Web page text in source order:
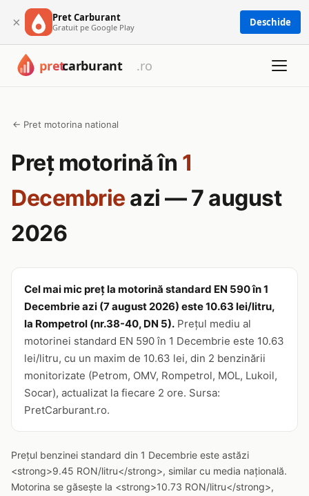
× Pret Carburant
Gratuit pe Google Play Deschide
← Pret motorina national
Preț motorină în 1
Decembrie azi — 7 august
2026
Cel mai mic preț la motorină standard EN 590 în 1
Decembrie azi (7 august 2026) este 10.63 lei/litru,
la Rompetrol (nr.38-40, DN 5). Prețul mediu al
motorinei standard EN 590 în 1 Decembrie este 10.63
lei/litru, cu un maxim de 10.63 lei, din 2 benzinării
monitorizate (Petrom, OMV, Rompetrol, MOL, Lukoil,
Socar), actualizat la fiecare 2 ore. Sursa:
PretCarburant.ro.
Prețul benzinei standard din 1 Decembrie este astăzi
<strong>9.45 RON/litru</strong>, similar cu media națională.
Motorina se găsește la <strong>10.73 RON/litru</strong>,